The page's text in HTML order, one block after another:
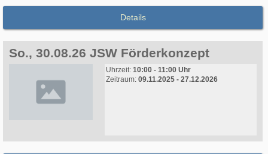
Details
So., 30.08.26 JSW Förderkonzept
Uhrzeit: 10:00 - 11:00 Uhr
Zeitraum: 09.11.2025 - 27.12.2026